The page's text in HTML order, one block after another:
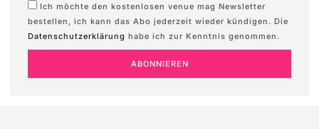
Ich möchte den kostenlosen venue mag Newsletter
bestellen, ich kann das Abo jederzeit wieder kündigen. Die
Datenschutzerklärung habe ich zur Kenntnis genommen.
ABONNIEREN